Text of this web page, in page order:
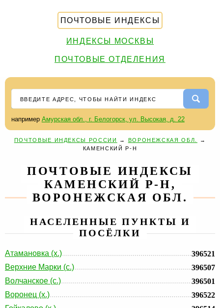
ПОЧТОВЫЕ ИНДЕКСЫ
ИНДЕКСЫ МОСКВЫ
ПОЧТОВЫЕ ОТДЕЛЕНИЯ
например Амурская обл., г. Белогорск, ул. Высокая, д. 22
ПОЧТОВЫЕ ИНДЕКСЫ РОССИИ → ВОРОНЕЖСКАЯ ОБЛ.
→
КАМЕНСКИЙ Р-Н
ПОЧТОВЫЕ ИНДЕКСЫ
КАМЕНСКИЙ Р-Н,
ВОРОНЕЖСКАЯ ОБЛ.
НАСЕЛЕННЫЕ ПУНКТЫ И
ПОСЁЛКИ
Атамановка (х.)
396521
Верхние Марки (с.)
396507
Волчанское (с.)
396501
Воронец (х.)
396522